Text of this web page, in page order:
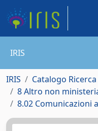
IRIS
IRIS
Catalogo
8 Altro non
8.02 Comunicazioni